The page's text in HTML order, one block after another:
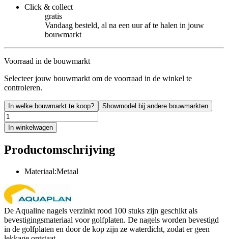
Click & collect
gratis
Vandaag besteld, al na een uur af te halen in jouw
bouwmarkt
Voorraad in de bouwmarkt
Selecteer jouw bouwmarkt om de voorraad in de winkel te
controleren.
In welke bouwmarkt te koop? Showmodel bij andere bouwmarkten
In winkelwagen
Productomschrijving
Materiaal:Metaal
De Aqualine nagels verzinkt rood 100 stuks zijn geschikt als
bevestigingsmateriaal voor golfplaten. De nagels worden bevestigd
in de golfplaten en door de kop zijn ze waterdicht, zodat er geen